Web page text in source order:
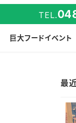
TEL.
巨大フードイベント
最